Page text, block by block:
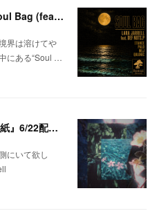
Lara Jarrell ニューシングル『Soul Bag (feat. Def Nuts.p)』配信スタート！
界は溶けてや
にある“Soul …
Lara Jarrell ニューシングル『手紙』6/22配信スタート！
にいて欲し